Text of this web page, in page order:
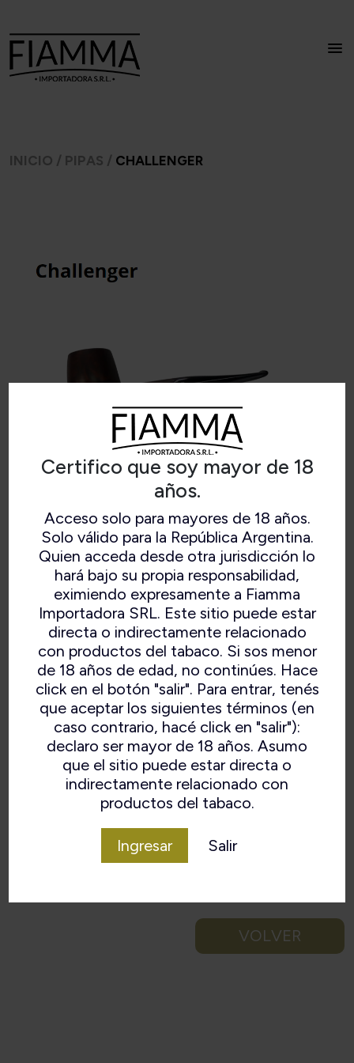
Certifico que soy mayor de 18
años.
Acceso solo para mayores de 18 años.
Solo válido para la República Argentina.
Quien acceda desde otra jurisdicción lo
hará bajo su propia responsabilidad,
eximiendo expresamente a Fiamma
Importadora SRL. Este sitio puede estar
directa o indirectamente relacionado
con productos del tabaco. Si sos menor
de 18 años de edad, no continúes. Hace
click en el botón "salir". Para entrar, tenés
que aceptar los siguientes términos (en
caso contrario, hacé click en "salir"):
declaro ser mayor de 18 años. Asumo
que el sitio puede estar directa o
indirectamente relacionado con
productos del tabaco.
Ingresar Salir
INICIO / PIPAS / CHALLENGER
CHALLENGER
VOLVER